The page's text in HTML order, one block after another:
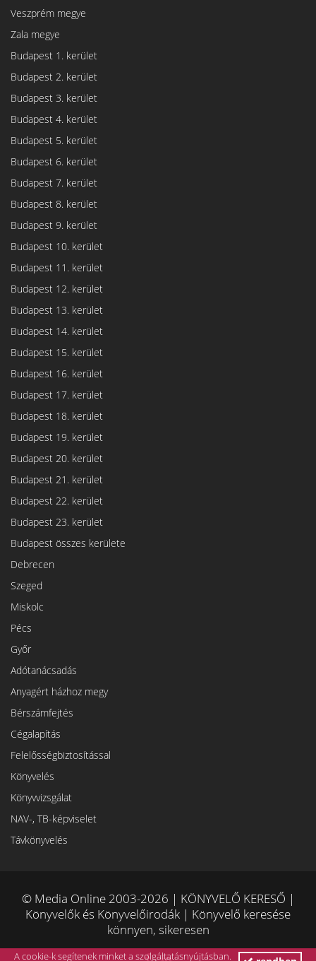
Veszprém megye
Zala megye
Budapest 1. kerület
Budapest 2. kerület
Budapest 3. kerület
Budapest 4. kerület
Budapest 5. kerület
Budapest 6. kerület
Budapest 7. kerület
Budapest 8. kerület
Budapest 9. kerület
Budapest 10. kerület
Budapest 11. kerület
Budapest 12. kerület
Budapest 13. kerület
Budapest 14. kerület
Budapest 15. kerület
Budapest 16. kerület
Budapest 17. kerület
Budapest 18. kerület
Budapest 19. kerület
Budapest 20. kerület
Budapest 21. kerület
Budapest 22. kerület
Budapest 23. kerület
Budapest összes kerülete
Debrecen
Szeged
Miskolc
Pécs
Győr
Adótanácsadás
Anyagért házhoz megy
Bérszámfejtés
Cégalapítás
Felelősségbiztosítással
Könyvelés
Könyvvizsgálat
NAV-, TB-képviselet
Távkönyvelés
© Media Online 2003-2026 | KÖNYVELŐ KERESŐ |
Könyvelők és Könyvelőirodák | Könyvelő keresése
könnyen, sikeresen
A cookie-k segítenek minket a szolgáltatásnyújtásban.